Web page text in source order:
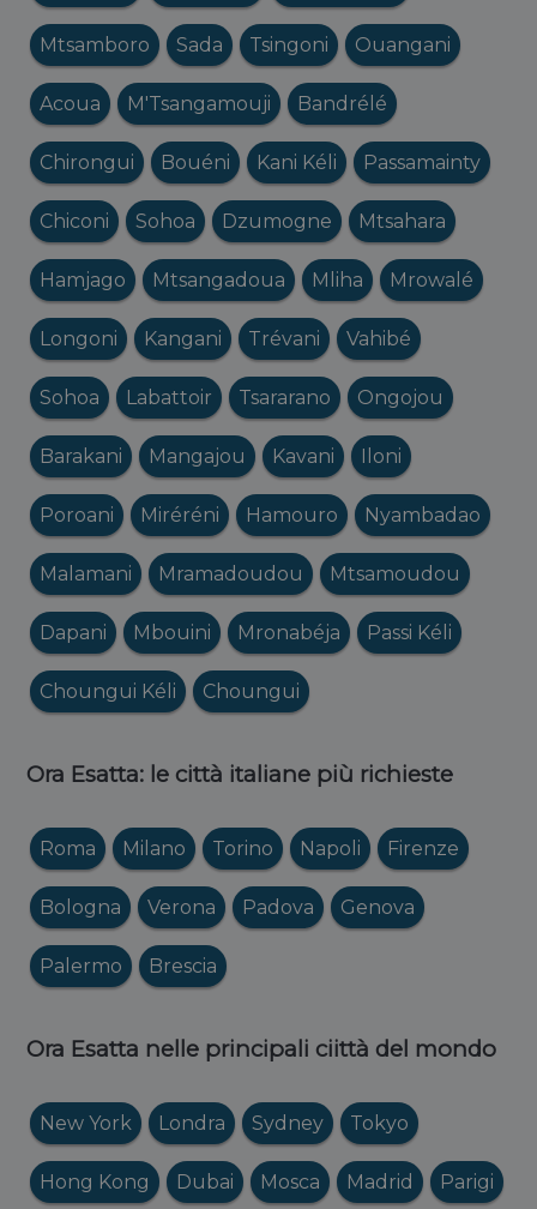
Mtsamboro Sada Tsingoni Ouangani
Acoua M'Tsangamouji Bandrélé
Chirongui Bouéni Kani Kéli Passamainty
Chiconi Sohoa Dzumogne Mtsahara
Hamjago Mtsangadoua Mliha Mrowalé
Longoni Kangani Trévani Vahibé
Sohoa Labattoir Tsararano Ongojou
Barakani Mangajou Kavani Iloni
Poroani Miréréni Hamouro Nyambadao
Malamani Mramadoudou Mtsamoudou
Dapani Mbouini Mronabéja Passi Kéli
Choungui Kéli Choungui
Ora Esatta: le città italiane più richieste
Roma Milano Torino Napoli Firenze
Bologna Verona Padova Genova
Palermo Brescia
Ora Esatta nelle principali ciittà del mondo
New York Londra Sydney Tokyo
Hong Kong Dubai Mosca Madrid Parigi